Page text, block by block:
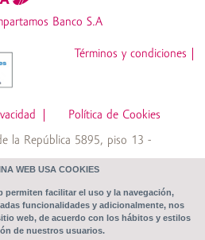
Banco S.A
Términos y condiciones
Política de Cookies
la República 5895, piso 13 -
20369155360
WEB USA COOKIES
permiten facilitar el uso y la navegación,
funcionalidades y adicionalmente, nos
web, de acuerdo con los hábitos y estilos
de nuestros usuarios.